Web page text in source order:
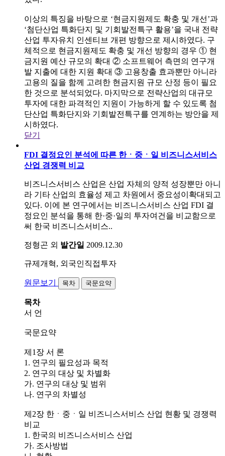
이상의 특징을 바탕으로 ‘현금지원제도 확충 및 개선’과
‘첨단산업 특화단지 및 기회발전특구 활용’을 국내 전략
산업 투자유치 인센티브 개편 방향으로 제시하였다. 구
체적으로 현금지원제도 확충 및 개선 방향의 경우 ① 현
금지원 예산 규모의 확대 ② 소프트웨어 측면의 연구개
발 지출에 대한 지원 확대 ③ 고용창출 효과뿐만 아니라
고용의 질을 함께 고려한 현금지원 규모 산정 등이 필요
한 것으로 분석되었다. 마지막으로 전략산업의 대규모
투자에 대한 파격적인 지원이 가능하게 할 수 있도록 첨
단산업 특화단지와 기회발전특구를 연계하는 방안을 제
시하였다.
닫기
FDI 결정요인 분석에 따른 한ㆍ중ㆍ일 비즈니스서비스
산업 경쟁력 비교
비즈니스서비스 산업은 산업 자체의 양적 성장뿐만 아니
라 기타 산업의 효율성 제고 차원에서 중요성이확대되고
있다. 이에 본 연구에서는 비즈니스서비스 산업 FDI 결
정요인 분석을 통해 한·중·일의 투자여건을 비교함으로
써 한국 비즈니스서비스..
정형곤 외 발간일 2009.12.30
규제개혁, 외국인직접투자
원문보기 목차 국문요약
목차
서 언
국문요약
제1장 서 론
1. 연구의 필요성과 목적
2. 연구의 대상 및 차별화
가. 연구의 대상 및 범위
나. 연구의 차별성
제2장 한ㆍ중ㆍ일 비즈니스서비스 산업 현황 및 경쟁력
비교
1. 한국의 비즈니스서비스 산업
가. 조사방법